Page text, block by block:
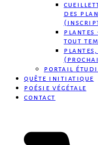
des
plantes
tout
portail
quête initiatique
poésie végétale
contact